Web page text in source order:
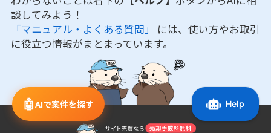
🤖AIで案件を探す
談してみよう！
「マニュアル・よくある質問」 には、使い方やお取引
に役立つ情報がまとまっています。